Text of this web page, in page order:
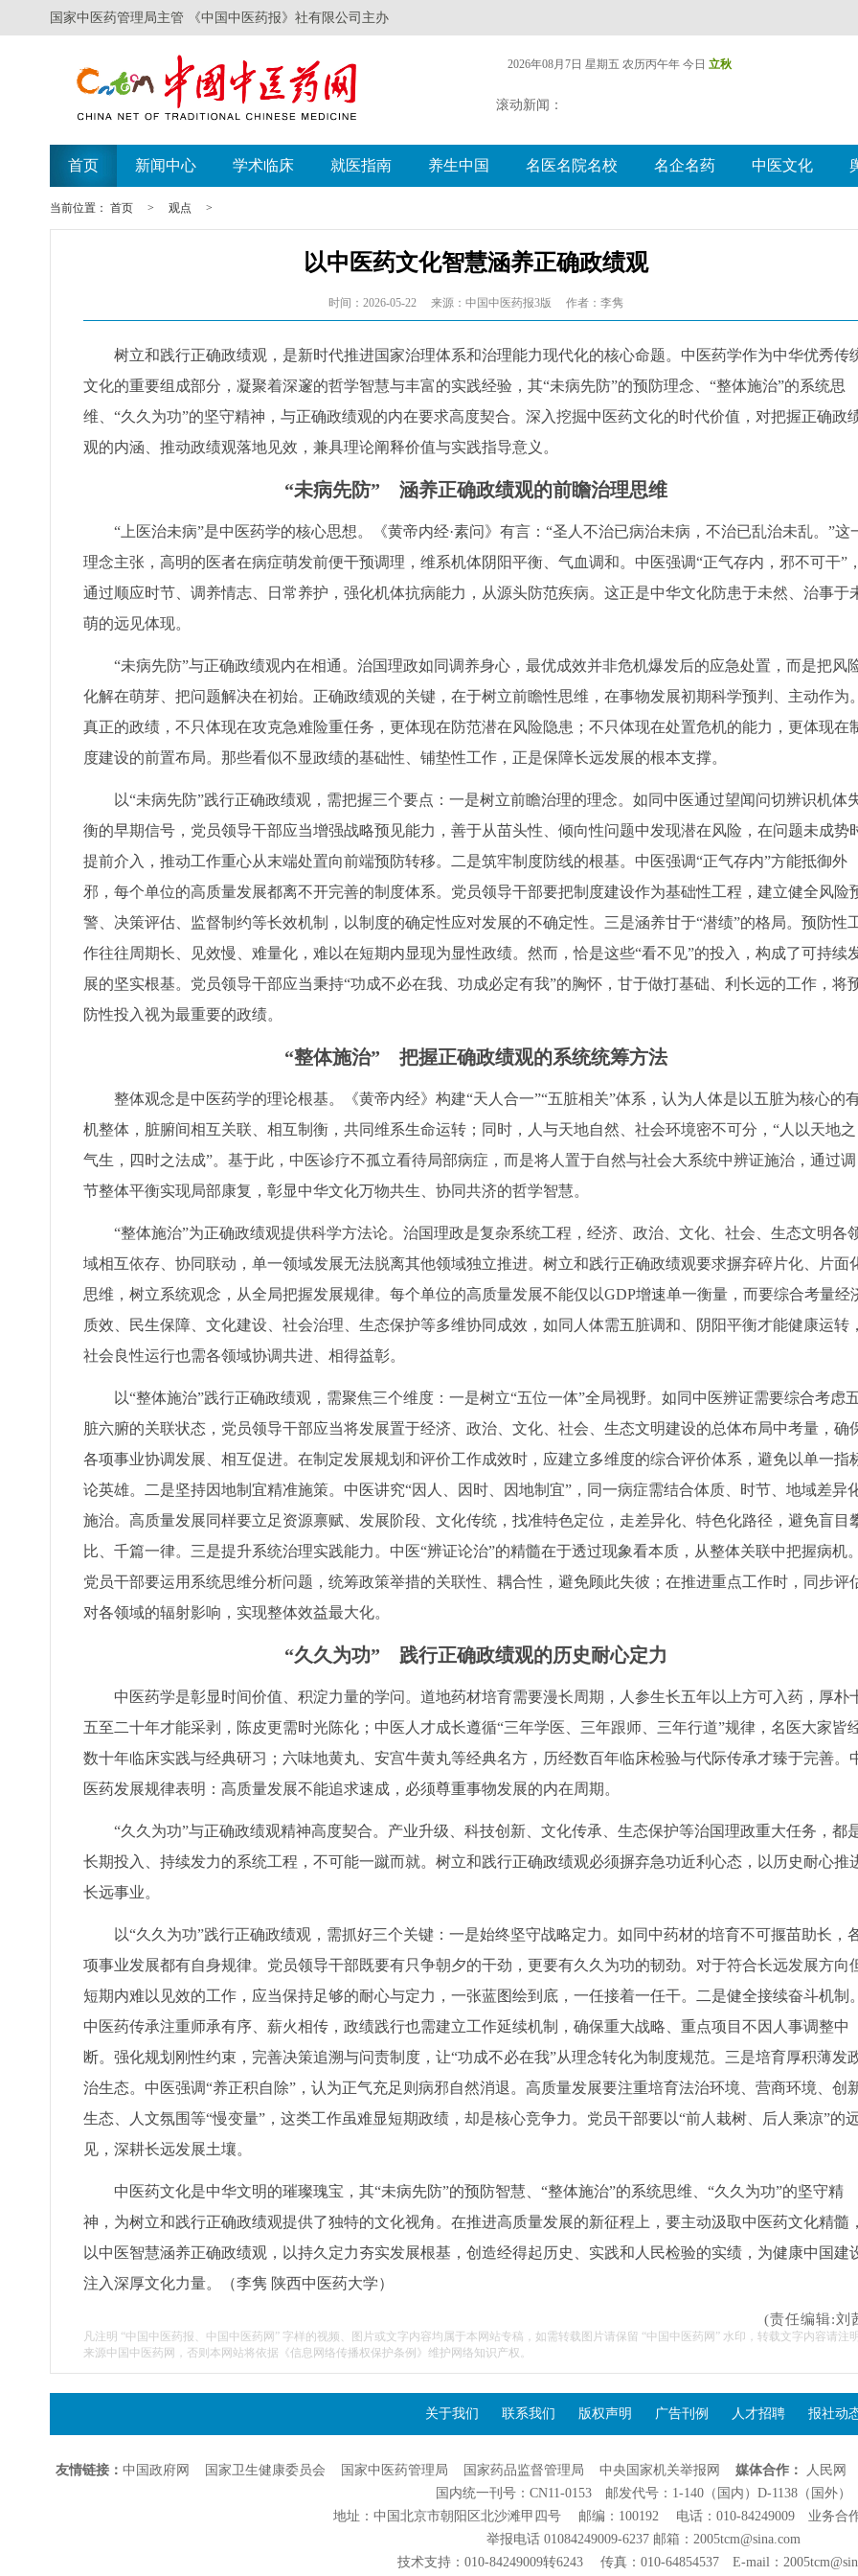
国家中医药管理局主管 《中国中医药报》社有限公司主办
2026年08月7日 星期五 农历丙午年 今日 立秋
滚动新闻：
首页 新闻中心 学术临床 就医指南 养生中国 名医名院名校 名企名药 中医文化
当前位置： 首页 > 观点 >
以中医药文化智慧涵养正确政绩观
时间：2026-05-22 来源：中国中医药报3版 作者：李隽
树立和践行正确政绩观，是新时代推进国家治理体系和治理能力现代化的核心命题。中医药学作为中华优秀传
文化的重要组成部分，凝聚着深邃的哲学智慧与丰富的实践经验，其“未病先防”的预防理念、“整体施治”的系统思
维、“久久为功”的坚守精神，与正确政绩观的内在要求高度契合。深入挖掘中医药文化的时代价值，对把握正确政
观的内涵、推动政绩观落地见效，兼具理论阐释价值与实践指导意义。
“未病先防” 涵养正确政绩观的前瞻治理思维
“上医治未病”是中医药学的核心思想。《黄帝内经·素问》有言：“圣人不治已病治未病，不治已乱治未乱。”这
理念主张，高明的医者在病症萌发前便干预调理，维系机体阴阳平衡、气血调和。中医强调“正气存内，邪不可干”，
通过顺应时节、调养情志、日常养护，强化机体抗病能力，从源头防范疾病。这正是中华文化防患于未然、治事于
萌的远见体现。
“未病先防”与正确政绩观内在相通。治国理政如同调养身心，最优成效并非危机爆发后的应急处置，而是把风
化解在萌芽、把问题解决在初始。正确政绩观的关键，在于树立前瞻性思维，在事物发展初期科学预判、主动作为。
真正的政绩，不只体现在攻克急难险重任务，更体现在防范潜在风险隐患；不只体现在处置危机的能力，更体现在
度建设的前置布局。那些看似不显政绩的基础性、铺垫性工作，正是保障长远发展的根本支撑。
以“未病先防”践行正确政绩观，需把握三个要点：一是树立前瞻治理的理念。如同中医通过望闻问切辨识机体
衡的早期信号，党员领导干部应当增强战略预见能力，善于从苗头性、倾向性问题中发现潜在风险，在问题未成势
提前介入，推动工作重心从末端处置向前端预防转移。二是筑牢制度防线的根基。中医强调“正气存内”方能抵御外
邪，每个单位的高质量发展都离不开完善的制度体系。党员领导干部要把制度建设作为基础性工程，建立健全风险
警、决策评估、监督制约等长效机制，以制度的确定性应对发展的不确定性。三是涵养甘于“潜绩”的格局。预防性
作往往周期长、见效慢、难量化，难以在短期内显现为显性政绩。然而，恰是这些“看不见”的投入，构成了可持续
展的坚实根基。党员领导干部应当秉持“功成不必在我、功成必定有我”的胸怀，甘于做打基础、利长远的工作，将
防性投入视为最重要的政绩。
“整体施治” 把握正确政绩观的系统统筹方法
整体观念是中医药学的理论根基。《黄帝内经》构建“天人合一”“五脏相关”体系，认为人体是以五脏为核心的
机整体，脏腑间相互关联、相互制衡，共同维系生命运转；同时，人与天地自然、社会环境密不可分，“人以天地之
气生，四时之法成”。基于此，中医诊疗不孤立看待局部病症，而是将人置于自然与社会大系统中辨证施治，通过调
节整体平衡实现局部康复，彰显中华文化万物共生、协同共济的哲学智慧。
“整体施治”为正确政绩观提供科学方法论。治国理政是复杂系统工程，经济、政治、文化、社会、生态文明各
域相互依存、协同联动，单一领域发展无法脱离其他领域独立推进。树立和践行正确政绩观要求摒弃碎片化、片面
思维，树立系统观念，从全局把握发展规律。每个单位的高质量发展不能仅以GDP增速单一衡量，而要综合考量经
质效、民生保障、文化建设、社会治理、生态保护等多维协同成效，如同人体需五脏调和、阴阳平衡才能健康运转，
社会良性运行也需各领域协调共进、相得益彰。
以“整体施治”践行正确政绩观，需聚焦三个维度：一是树立“五位一体”全局视野。如同中医辨证需要综合考虑
脏六腑的关联状态，党员领导干部应当将发展置于经济、政治、文化、社会、生态文明建设的总体布局中考量，确
各项事业协调发展、相互促进。在制定发展规划和评价工作成效时，应建立多维度的综合评价体系，避免以单一指
论英雄。二是坚持因地制宜精准施策。中医讲究“因人、因时、因地制宜”，同一病症需结合体质、时节、地域差异
施治。高质量发展同样要立足资源禀赋、发展阶段、文化传统，找准特色定位，走差异化、特色化路径，避免盲目
比、千篇一律。三是提升系统治理实践能力。中医“辨证论治”的精髓在于透过现象看本质，从整体关联中把握病机。
党员干部要运用系统思维分析问题，统筹政策举措的关联性、耦合性，避免顾此失彼；在推进重点工作时，同步评
对各领域的辐射影响，实现整体效益最大化。
“久久为功” 践行正确政绩观的历史耐心定力
中医药学是彰显时间价值、积淀力量的学问。道地药材培育需要漫长周期，人参生长五年以上方可入药，厚朴
五至二十年才能采剥，陈皮更需时光陈化；中医人才成长遵循“三年学医、三年跟师、三年行道”规律，名医大家皆
数十年临床实践与经典研习；六味地黄丸、安宫牛黄丸等经典名方，历经数百年临床检验与代际传承才臻于完善。
医药发展规律表明：高质量发展不能追求速成，必须尊重事物发展的内在周期。
“久久为功”与正确政绩观精神高度契合。产业升级、科技创新、文化传承、生态保护等治国理政重大任务，都
长期投入、持续发力的系统工程，不可能一蹴而就。树立和践行正确政绩观必须摒弃急功近利心态，以历史耐心推
长远事业。
以“久久为功”践行正确政绩观，需抓好三个关键：一是始终坚守战略定力。如同中药材的培育不可揠苗助长，
项事业发展都有自身规律。党员领导干部既要有只争朝夕的干劲，更要有久久为功的韧劲。对于符合长远发展方向
短期内难以见效的工作，应当保持足够的耐心与定力，一张蓝图绘到底，一任接着一任干。二是健全接续奋斗机制。
中医药传承注重师承有序、薪火相传，政绩践行也需建立工作延续机制，确保重大战略、重点项目不因人事调整中
断。强化规划刚性约束，完善决策追溯与问责制度，让“功成不必在我”从理念转化为制度规范。三是培育厚积薄发
治生态。中医强调“养正积自除”，认为正气充足则病邪自然消退。高质量发展要注重培育法治环境、营商环境、创
生态、人文氛围等“慢变量”，这类工作虽难显短期政绩，却是核心竞争力。党员干部要以“前人栽树、后人乘凉”的
见，深耕长远发展土壤。
中医药文化是中华文明的璀璨瑰宝，其“未病先防”的预防智慧、“整体施治”的系统思维、“久久为功”的坚守精
神，为树立和践行正确政绩观提供了独特的文化视角。在推进高质量发展的新征程上，要主动汲取中医药文化精髓，
以中医智慧涵养正确政绩观，以持久定力夯实发展根基，创造经得起历史、实践和人民检验的实绩，为健康中国建
注入深厚文化力量。（李隽 陕西中医药大学）
(责任编辑:刘
凡注明 “中国中医药报、中国中医药网” 字样的视频、图片或文字内容均属于本网站专稿，如需转载图片请保留 “中国中医药网” 水印，转载文字内容请注明
来源中国中医药网，否则本网站将依据《信息网络传播权保护条例》维护网络知识产权。
关于我们 联系我们 版权声明 广告刊例 人才招聘 报社动
友情链接： 中国政府网 国家卫生健康委员会 国家中医药管理局 国家药品监督管理局 中央国家机关举报网 媒体合作： 人民网
国内统一刊号：CN11-0153 邮发代号：1-140（国内）D-1138（国外）
地址：中国北京市朝阳区北沙滩甲四号 邮编：100192 电话：010-84249009 业务合作
举报电话 01084249009-6237 邮箱：2005tcm@sina.com
技术支持：010-84249009转6243 传真：010-64854537 E-mail：